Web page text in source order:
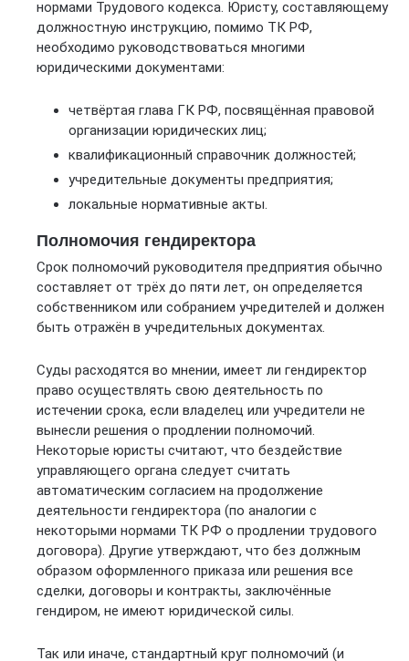
нормами Трудового кодекса. Юристу, составляющему
должностную инструкцию, помимо ТК РФ,
необходимо руководствоваться многими
юридическими документами:
четвёртая глава ГК РФ, посвящённая правовой
организации юридических лиц;
квалификационный справочник должностей;
учредительные документы предприятия;
локальные нормативные акты.
Полномочия гендиректора
Срок полномочий руководителя предприятия обычно
составляет от трёх до пяти лет, он определяется
собственником или собранием учредителей и должен
быть отражён в учредительных документах.
Суды расходятся во мнении, имеет ли гендиректор
право осуществлять свою деятельность по
истечении срока, если владелец или учредители не
вынесли решения о продлении полномочий.
Некоторые юристы считают, что бездействие
управляющего органа следует считать
автоматическим согласием на продолжение
деятельности гендиректора (по аналогии с
некоторыми нормами ТК РФ о продлении трудового
договора). Другие утверждают, что без должным
образом оформленного приказа или решения все
сделки, договоры и контракты, заключённые
гендиром, не имеют юридической силы.
Так или иначе, стандартный круг полномочий (и